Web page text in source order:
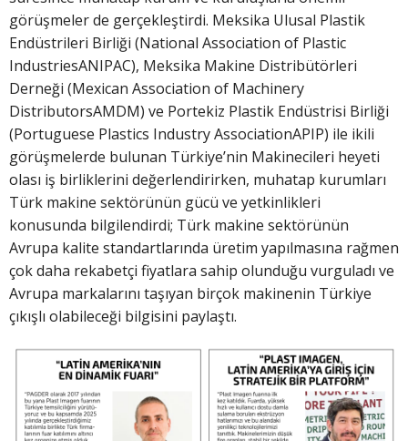
görüşmeler de gerçekleştirdi. Meksika Ulusal Plastik
Endüstrileri Birliği (National Association of Plastic
IndustriesANIPAC), Meksika Makine Distribütörleri
Derneği (Mexican Association of Machinery
DistributorsAMDM) ve Portekiz Plastik Endüstrisi Birliği
(Portuguese Plastics Industry AssociationAPIP) ile ikili
görüşmelerde bulunan Türkiye’nin Makinecileri heyeti
olası iş birliklerini değerlendirirken, muhatap kurumları
Türk makine sektörünün gücü ve yetkinlikleri
konusunda bilgilendirdi; Türk makine sektörünün
Avrupa kalite standartlarında üretim yapılmasına rağmen
çok daha rekabetçi fiyatlara sahip olunduğu vurguladı ve
Avrupa markalarını taşıyan birçok makinenin Türkiye
çıkışlı olabileceği bilgisini paylaştı.